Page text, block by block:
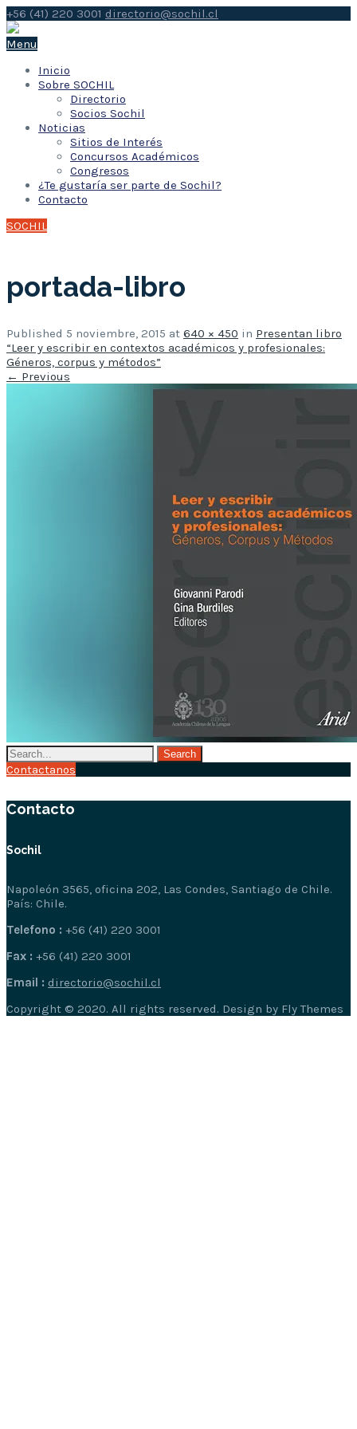
+56 (41) 220 3001 directorio@sochil.cl
Menu
Inicio
Sobre SOCHIL
Directorio
Socios Sochil
Noticias
Sitios de Interés
Concursos Académicos
Congresos
¿Te gustaría ser parte de Sochil?
Contacto
SOCHIL
portada-libro
Published 5 noviembre, 2015 at 640 × 450 in Presentan libro
“Leer y escribir en contextos académicos y profesionales:
Géneros, corpus y métodos”
← Previous
Contactanos
Contacto
Sochil
Napoleón 3565, oficina 202, Las Condes, Santiago de Chile.
País: Chile.
Telefono : +56 (41) 220 3001
Fax : +56 (41) 220 3001
Email : directorio@sochil.cl
Copyright © 2020. All rights reserved. Design by Fly Themes